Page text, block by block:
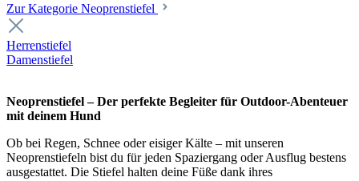
Zur Kategorie Neoprenstiefel
Herrenstiefel
Damenstiefel
Neoprenstiefel – Der perfekte Begleiter für Outdoor-Abenteuer
mit deinem Hund
Ob bei Regen, Schnee oder eisiger Kälte – mit unseren
Neoprenstiefeln bist du für jeden Spaziergang oder Ausflug bestens
ausgestattet. Die Stiefel halten deine Füße dank ihres